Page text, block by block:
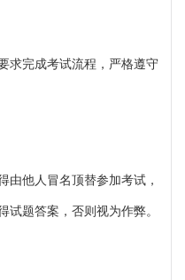
求完成考试流程，严格遵守
由他人冒名顶替参加考试，
试题答案，否则视为作弊。